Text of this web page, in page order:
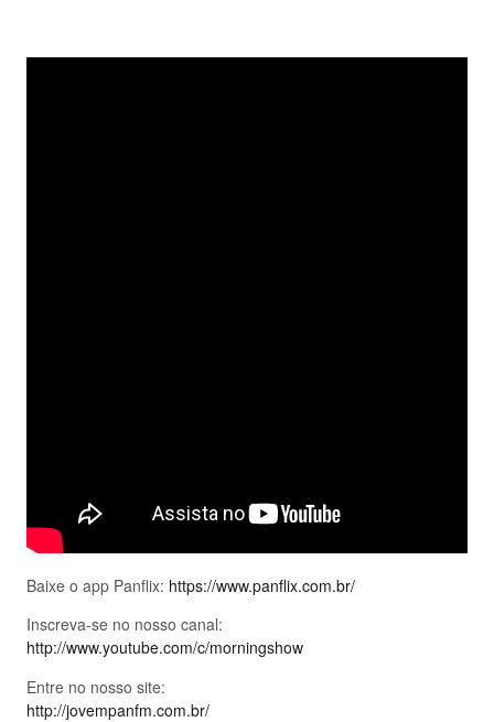
Baixe o app Panflix: https://www.panflix.com.br/
Inscreva-se no nosso canal:
http://www.youtube.com/c/morningshow
Entre no nosso site:
http://jovempanfm.com.br/